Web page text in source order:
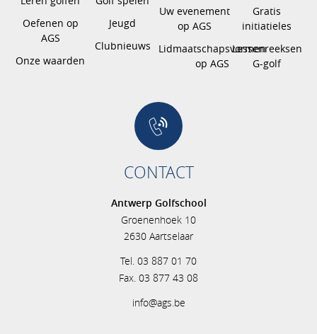
Oefenen op
AGS
Onze waarden
Jeugd
Clubnieuws
Uw evenement
op AGS
Lidmaatschapsvormen
op AGS
Gratis
initiatieles
Lessenreeksen
G-golf
CONTACT
Antwerp Golfschool
Groenenhoek 10
2630 Aartselaar
Tel. 03 887 01 70
Fax. 03 877 43 08
info@ags.be